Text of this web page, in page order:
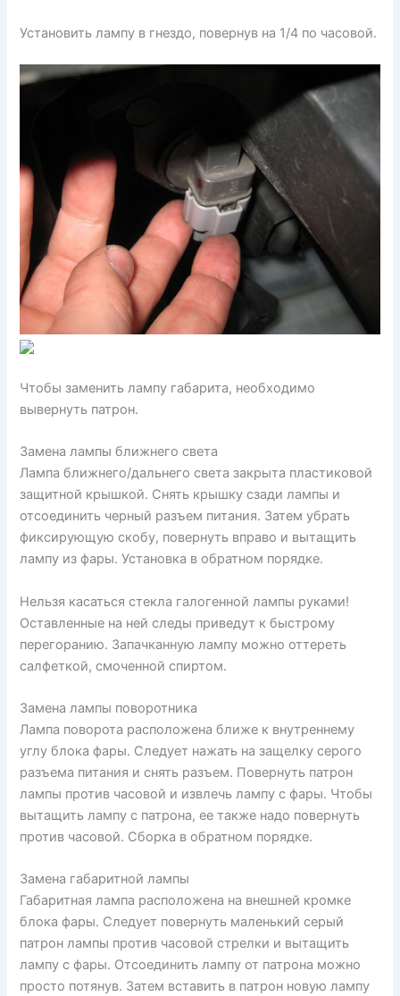
Установить лампу в гнездо, повернув на 1/4 по часовой.
Чтобы заменить лампу габарита, необходимо
вывернуть патрон.
Замена лампы ближнего света
Лампа ближнего/дальнего света закрыта пластиковой
защитной крышкой. Снять крышку сзади лампы и
отсоединить черный разъем питания. Затем убрать
фиксирующую скобу, повернуть вправо и вытащить
лампу из фары. Установка в обратном порядке.
Нельзя касаться стекла галогенной лампы руками!
Оставленные на ней следы приведут к быстрому
перегоранию. Запачканную лампу можно оттереть
салфеткой, смоченной спиртом.
Замена лампы поворотника
Лампа поворота расположена ближе к внутреннему
углу блока фары. Следует нажать на защелку серого
разъема питания и снять разъем. Повернуть патрон
лампы против часовой и извлечь лампу с фары. Чтобы
вытащить лампу с патрона, ее также надо повернуть
против часовой. Сборка в обратном порядке.
Замена габаритной лампы
Габаритная лампа расположена на внешней кромке
блока фары. Следует повернуть маленький серый
патрон лампы против часовой стрелки и вытащить
лампу с фары. Отсоединить лампу от патрона можно
просто потянув. Затем вставить в патрон новую лампу